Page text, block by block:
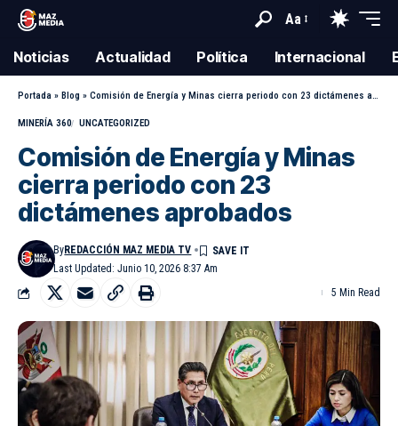
Aa
Noticias Actualidad Política Internacional
Portada » Blog » Comisión de Energía y Minas cierra periodo con 23 dictámenes aprobados
MINERÍA 360 UNCATEGORIZED
Comisión de Energía y Minas
cierra periodo con 23
dictámenes aprobados
Last Updated: Junio 10, 2026 8:37 Am
ByREDACCIÓN MAZ MEDIA TV
5 Min Read